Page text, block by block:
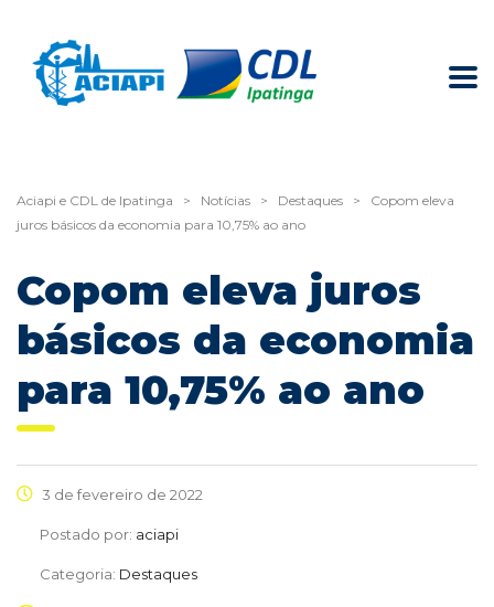
Aciapi e CDL de Ipatinga > Notícias > Destaques >
Copom eleva
juros básicos da economia para 10,75% ao ano
Copom eleva juros
básicos da economia
para 10,75% ao ano
3 de fevereiro de 2022
Postado por: aciapi
Categoria: Destaques